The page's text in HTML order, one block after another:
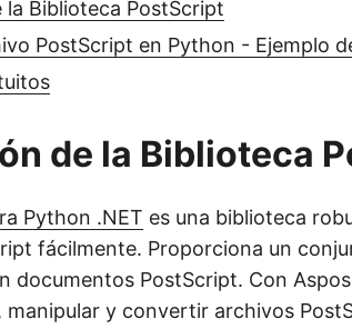
la Biblioteca PostScript
PostScript en Python - Ejemplo
de la Biblioteca
Python .NET es una biblioteca
fácilmente. Proporciona un
documentos PostScript. Con
manipular y convertir archivos